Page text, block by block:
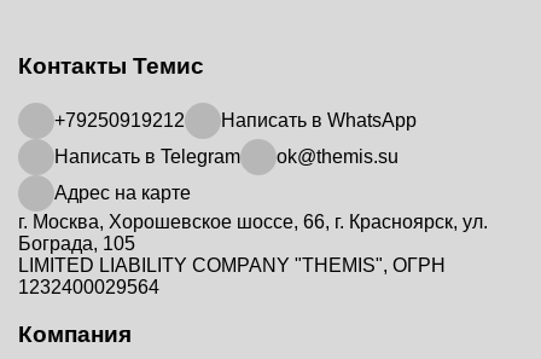
Контакты Темис
+79250919212
Написать в WhatsApp
Написать в Telegram
ok@themis.su
Адрес на карте
г. Москва, Хорошевское шоссе, 66, г. Красноярск, ул.
Бограда, 105
LIMITED LIABILITY COMPANY "THEMIS", ОГРН
1232400029564
Компания